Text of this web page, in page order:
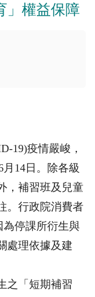
」權益保障
19)疫情嚴峻，
14日。除各級
，補習班及兒童
。行政院消費者
停課所衍生與
處理依據及建
之「短期補習